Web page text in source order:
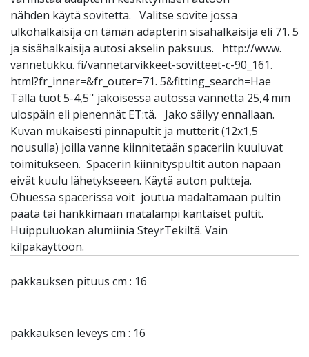
nähden käytä sovitetta. Valitse sovite jossa
ulkohalkaisija on tämän adapterin sisähalkaisija eli 71. 5
ja sisähalkaisija autosi akselin paksuus. http://www.
vannetukku. fi/vannetarvikkeet-sovitteet-c-90_161.
html?fr_inner=&fr_outer=71. 5&fitting_search=Hae
Tällä tuot 5-4,5'' jakoisessa autossa vannetta 25,4 mm
ulospäin eli pienennät ET:tä. Jako säilyy ennallaan.
Kuvan mukaisesti pinnapultit ja mutterit (12x1,5
nousulla) joilla vanne kiinnitetään spaceriin kuuluvat
toimitukseen. Spacerin kiinnityspultit auton napaan
eivät kuulu lähetykseeen. Käytä auton pultteja.
Ohuessa spacerissa voit joutua madaltamaan pultin
päätä tai hankkimaan matalampi kantaiset pultit.
Huippuluokan alumiinia SteyrTekiltä. Vain
kilpakäyttöön.
pakkauksen pituus cm : 16
pakkauksen leveys cm : 16